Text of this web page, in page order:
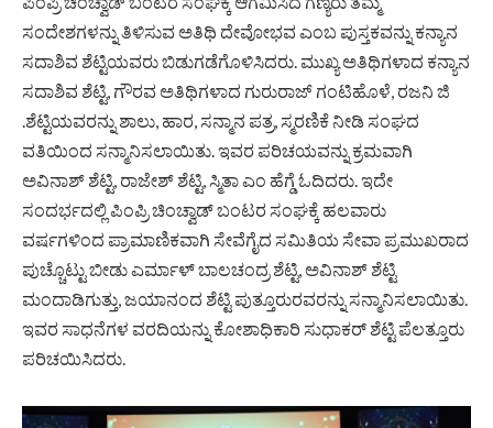
ಸಂದೇಶಗಳನ್ನು ತಿಳಿಸುವ ಅತಿಥಿ ದೇವೋಭವ ಎಂಬ ಪುಸ್ತಕವನ್ನು ಕನ್ಯಾನ
ಸದಾಶಿವ ಶೆಟ್ಟಿಯವರು ಬಿಡುಗಡೆಗೊಳಿಸಿದರು. ಮುಖ್ಯ ಅತಿಥಿಗಳಾದ ಕನ್ಯಾನ
ಸದಾಶಿವ ಶೆಟ್ಟಿ, ಗೌರವ ಅತಿಥಿಗಳಾದ ಗುರುರಾಜ್ ಗಂಟಿಹೊಳೆ, ರಜನಿ ಜಿ
.ಶೆಟ್ಟಿಯವರನ್ನು ಶಾಲು, ಹಾರ, ಸನ್ಮಾನ ಪತ್ರ, ಸ್ಮರಣಿಕೆ ನೀಡಿ ಸಂಘದ
ವತಿಯಿಂದ ಸನ್ಮಾನಿಸಲಾಯಿತು. ಇವರ ಪರಿಚಯವನ್ನು ಕ್ರಮವಾಗಿ
ಅವಿನಾಶ್ ಶೆಟ್ಟಿ, ರಾಜೇಶ್ ಶೆಟ್ಟಿ, ಸ್ಮಿತಾ ಎಂ ಹೆಗ್ಡೆ ಓದಿದರು. ಇದೇ
ಸಂದರ್ಭದಲ್ಲಿ ಪಿಂಪ್ರಿ ಚಿಂಚ್ವಾಡ್ ಬಂಟರ ಸಂಘಕ್ಕೆ ಹಲವಾರು
ವರ್ಷಗಳಿಂದ ಪ್ರಾಮಾಣಿಕವಾಗಿ ಸೇವೆಗೈದ ಸಮಿತಿಯ ಸೇವಾ ಪ್ರಮುಖರಾದ
ಪುಚ್ಚೊಟ್ಟು ಬೀಡು ಎರ್ಮಾಳ್ ಬಾಲಚಂದ್ರ ಶೆಟ್ಟಿ, ಅವಿನಾಶ್ ಶೆಟ್ಟಿ
ಮಂದಾಡಿಗುತ್ತು, ಜಯಾನಂದ ಶೆಟ್ಟಿ ಪುತ್ತೂರುರವರನ್ನು ಸನ್ಮಾನಿಸಲಾಯಿತು.
ಇವರ ಸಾಧನೆಗಳ ವರದಿಯನ್ನು ಕೋಶಾಧಿಕಾರಿ ಸುಧಾಕರ್ ಶೆಟ್ಟಿ ಪೆಲತ್ತೂರು
ಪರಿಚಯಿಸಿದರು.